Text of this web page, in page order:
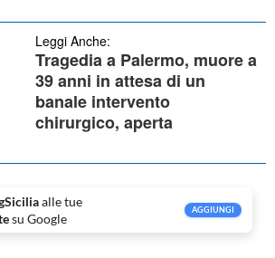
Leggi Anche:
Tragedia a Palermo, muore a
39 anni in attesa di un
banale intervento
chirurgico, aperta
alle tue
su Google
AGGIUNGI